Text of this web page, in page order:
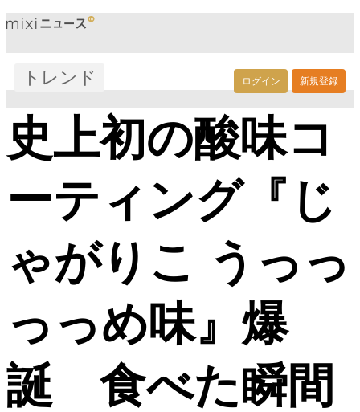
ログイン 新規登録
トレンド
史上初の酸味コ
ーティング『じ
ゃがりこ うっっ
っっめ味』爆
誕 食べた瞬間